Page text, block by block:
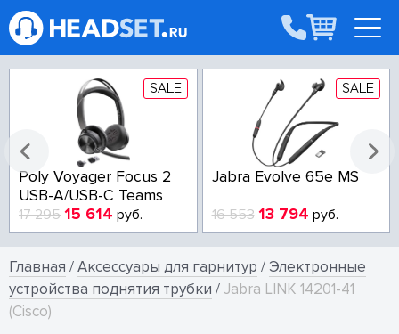
SALE
Poly Voyager Focus 2
USB-A/USB-C Teams
17 295 15 614 руб.
SALE
Jabra Evolve 65e MS
16 553 13 794 руб.
Главная /Аксессуары для гарнитур /Электронные
устройства поднятия трубки / Jabra LINK 14201-41
(Cisco)